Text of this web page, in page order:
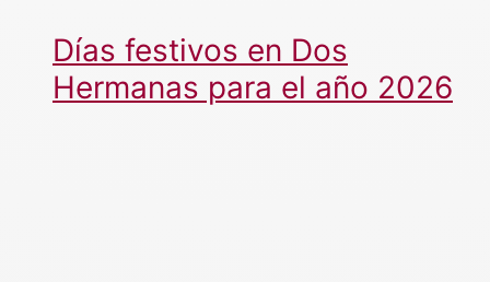
Días festivos en Dos
Hermanas para el año 2026